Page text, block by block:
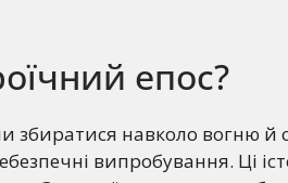
епос?
збиратися навколо вогню й
випробування. Ці